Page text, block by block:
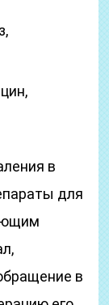
в
для
в